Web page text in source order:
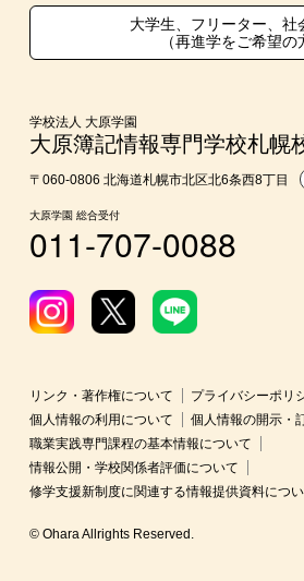
学費
東京経営大学への3年次編入学
入学前のお勧め学習システム
大学・短期大学・公務員等併願制度
大学生、フリーター、社
（再進学をご希望の
学校法人 大原学園
大原簿記情報専門学校札幌
〒060-0806 北海道札幌市北区北6条西8丁目
大原学園 総合受付
011-707-0088
リンク・著作権について
プライバシーポリ
個人情報の利用について
個人情報の開示・
職業実践専門課程の基本情報について
情報公開・学校関係者評価について
修学支援新制度に関連する情報提供資料につ
© Ohara Allrights Reserved.